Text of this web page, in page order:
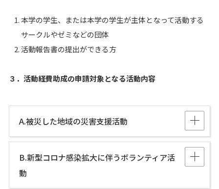
本学の学生、または本学の学生が主体となって活動する
サークルやゼミなどの団体
活動報告書の提出ができる方
３．活動経費助成の申請対象となる活動内容
A.被災した地域の災害支援活動
B.新型コロナ感染拡大に伴うボランティア活
動